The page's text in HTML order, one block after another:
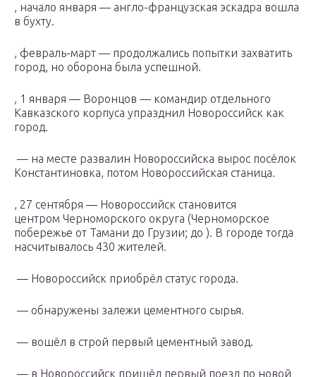
, начало января — англо-французская эскадра вошла
в бухту.
, февраль-март — продолжались попытки захватить
город, но оборона была успешной.
, 1 января — Воронцов — командир отдельного
Кавказского корпуса упразднил Новороссийск как
город.
— на месте развалин Новороссийска вырос посёлок
Константиновка, потом Новороссийская станица.
, 27 сентября — Новороссийск становится
центром Черноморского округа (Черноморское
побережье от Тамани до Грузии; до ). В городе тогда
насчитывалось 430 жителей.
— Новороссийск приобрёл статус города.
— обнаружены залежи цементного сырья.
— вошёл в строй первый цементный завод.
— в Новороссийск пришёл первый поезд по новой